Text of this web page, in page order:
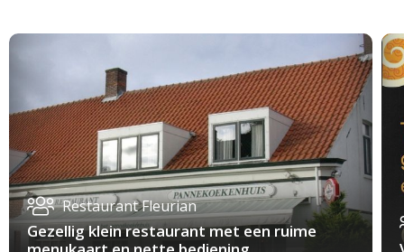
Restaurant Fleurian
Gezellig klein restaurant met een ruime